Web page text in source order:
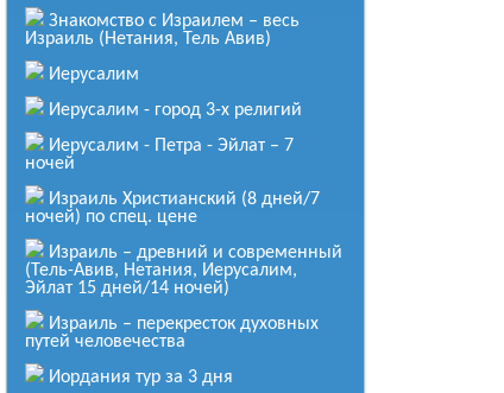
Авив)
от 875 $
Незабываемое путешествие
(Нетания + Иерусалим + Эйлат +
Тель Авив 15 дней/14 ночей)
от1 440 $
за человека
От Средиземного до Красного моря
(11 дней/10 ночей)
Подробнее
Знакомство с Израилем – весь
Израиль (Нетания, Тель Авив)
Иерусалим
Иерусалим - город 3-х религий
Иерусалим - Петра - Эйлат – 7
ночей
Израиль Христианский (8 дней/7
ночей) по спец. цене
Израиль – древний и современный
(Тель-Авив, Нетания, Иерусалим,
Эйлат 15 дней/14 ночей)
Израиль – перекресток духовных
путей человечества
Иордания тур за 3 дня